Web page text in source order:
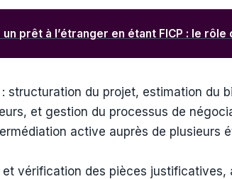
un prêt à l’étranger en étant FICP : le
: structuration du projet, estimation du
et gestion du processus de
active auprès de plusieurs
vérification des pièces justificatives,